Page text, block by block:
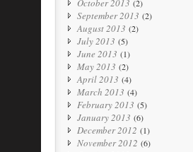
October 2013 (2)
September 2013 (2)
August 2013 (2)
July 2013 (5)
June 2013 (1)
May 2013 (2)
April 2013 (4)
March 2013 (4)
February 2013 (5)
January 2013 (6)
December 2012 (1)
November 2012 (6)